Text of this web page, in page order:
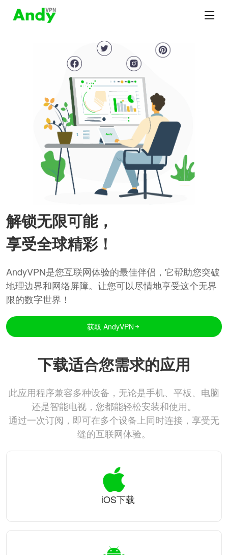
解锁无限可能，
享受全球精彩！
AndyVPN是您互联网体验的最佳伴侣，它帮助您突破
地理边界和网络屏障。让您可以尽情地享受这个无界
限的数字世界！
获取 AndyVPN
下载适合您需求的应用
此应用程序兼容多种设备，无论是手机、平板、电脑
还是智能电视，您都能轻松安装和使用。
通过一次订阅，即可在多个设备上同时连接，享受无
缝的互联网体验。
iOS下载